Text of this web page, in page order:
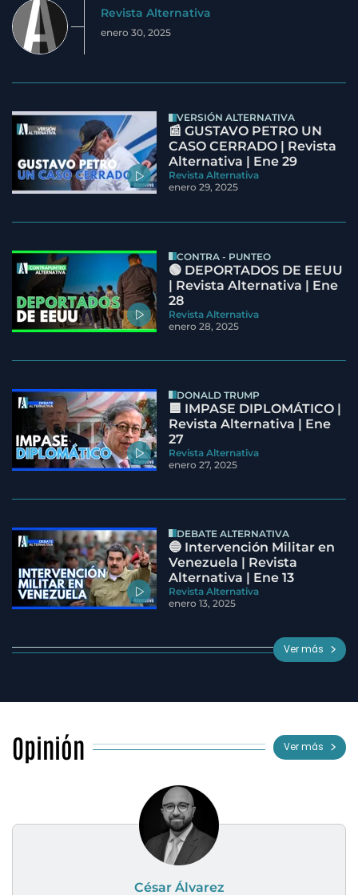
Revista Alternativa
enero 30, 2025
VERSIÓN ALTERNATIVA
📰 GUSTAVO PETRO UN
CASO CERRADO | Revista
Alternativa | Ene 29
Revista Alternativa
enero 29, 2025
CONTRA - PUNTEO
🟢 DEPORTADOS DE EEUU
| Revista Alternativa | Ene
28
Revista Alternativa
enero 28, 2025
DONALD TRUMP
🟦 IMPASE DIPLOMÁTICO |
Revista Alternativa | Ene
27
Revista Alternativa
enero 27, 2025
DEBATE ALTERNATIVA
🔵 Intervención Militar en
Venezuela | Revista
Alternativa | Ene 13
Revista Alternativa
enero 13, 2025
Ver más
Opinión Ver más
César Álvarez